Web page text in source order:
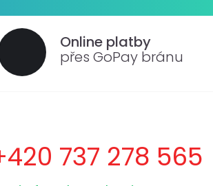
Online platby
přes GoPay bránu
737 278 565